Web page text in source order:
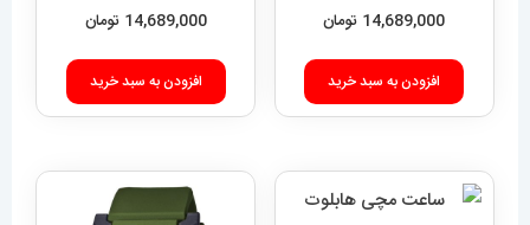
14,689,000 تومان
افزودن به سبد خرید
14,689,000 تومان
افزودن به سبد خرید